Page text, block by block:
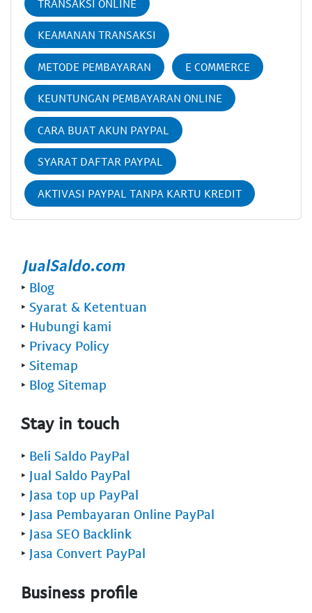
TRANSAKSI ONLINE
KEAMANAN TRANSAKSI
METODE PEMBAYARAN E COMMERCE
KEUNTUNGAN PEMBAYARAN ONLINE
CARA BUAT AKUN PAYPAL
SYARAT DAFTAR PAYPAL
AKTIVASI PAYPAL TANPA KARTU KREDIT
‣ Blog
‣ Syarat & Ketentuan
‣ Hubungi kami
‣ Privacy Policy
‣ Sitemap
‣ Blog Sitemap
Stay in touch
‣ Beli Saldo PayPal
‣ Jual Saldo PayPal
‣ Jasa top up PayPal
‣ Jasa Pembayaran Online PayPal
‣ Jasa SEO Backlink
‣ Jasa Convert PayPal
Business profile